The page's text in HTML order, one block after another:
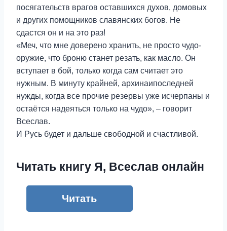
посягательств врагов оставшихся духов, домовых
и других помощников славянских богов. Не
сдастся он и на это раз!
«Меч, что мне доверено хранить, не просто чудо-
оружие, что броню станет резать, как масло. Он
вступает в бой, только когда сам считает это
нужным. В минуту крайней, архинаипоследней
нужды, когда все прочие резервы уже исчерпаны и
остаётся надеяться только на чудо», – говорит
Всеслав.
И Русь будет и дальше свободной и счастливой.
Читать книгу Я, Всеслав онлайн
Читать